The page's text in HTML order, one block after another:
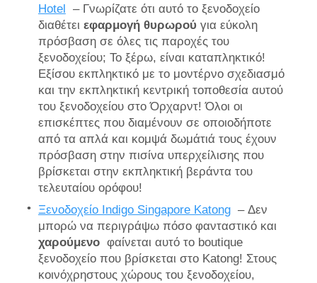
Hotel – Γνωρίζατε ότι αυτό το ξενοδοχείο
διαθέτει εφαρμογή θυρωρούγια εύκολη
πρόσβαση σε όλες τις παροχές του
ξενοδοχείου; Το ξέρω, είναι καταπληκτικό!
Εξίσου εκπληκτικό με το μοντέρνο σχεδιασμό
και την εκπληκτική κεντρική τοποθεσία αυτού
του ξενοδοχείου στο Όρχαρντ! Όλοι οι
επισκέπτες που διαμένουν σε οποιοδήποτε
από τα απλά και κομψά δωμάτιά τους έχουν
πρόσβαση στην πισίνα υπερχείλισης που
βρίσκεται στην εκπληκτική βεράντα του
τελευταίου ορόφου!
Ξενοδοχείο Indigo Singapore Katong– Δεν
μπορώ να περιγράψω πόσο φανταστικό και
χαρούμενοφαίνεται αυτό το boutique
ξενοδοχείο που βρίσκεται στο Katong! Στους
κοινόχρηστους χώρους του ξενοδοχείου,